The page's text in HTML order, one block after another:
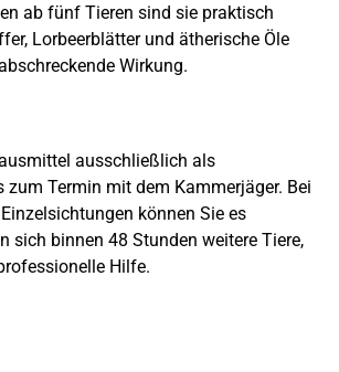
ab fünf Tieren sind sie praktisch
Lorbeerblätter und ätherische Öle
Wirkung.
ausschließlich als
zum Termin mit dem Kammerjäger. Bei
können Sie es
sich binnen 48 Stunden weitere Tiere,
Hilfe.